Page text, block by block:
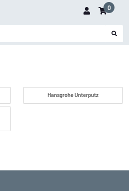
0
Hansgrohe Unterputz